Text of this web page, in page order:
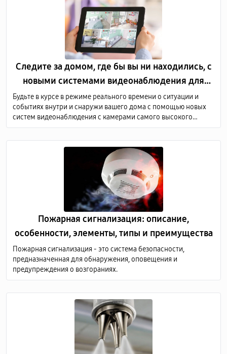
Следите за домом, где бы вы ни находились, с
новыми системами видеонаблюдения для
дома
Будьте в курсе в режиме реального времени о ситуации и
событиях внутри и снаружи вашего дома с помощью новых
систем видеонаблюдения с камерами самого высокого
качества. Мы предоставляем услуги по продаже и монтажу
Пожарная сигнализация: описание,
особенности, элементы, типы и преимущества
Пожарная сигнализация - это система безопасности,
предназначенная для обнаружения, оповещения и
предупреждения о возгораниях.